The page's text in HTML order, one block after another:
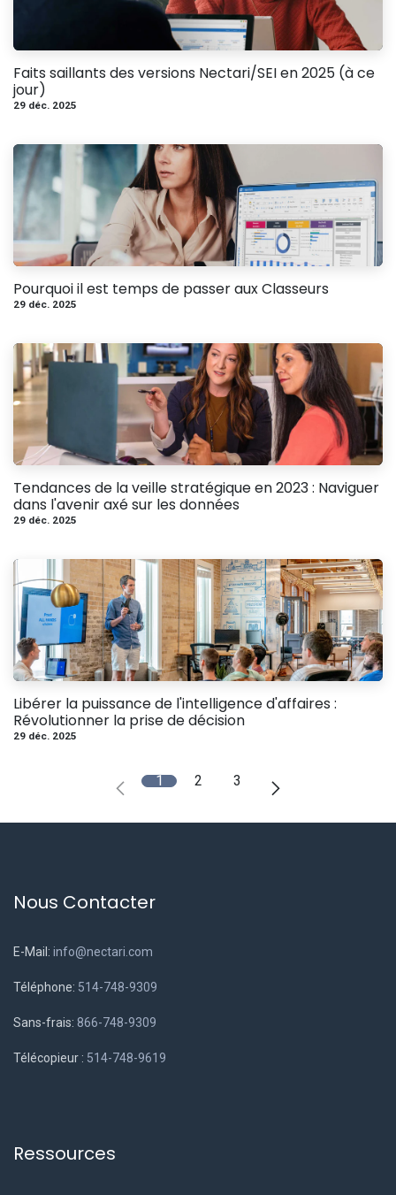
Faits saillants des versions Nectari/SEI en 2025 (à ce
jour)
29 déc. 2025
Pourquoi il est temps de passer aux Classeurs
29 déc. 2025
Tendances de la veille stratégique en 2023 : Naviguer
dans l'avenir axé sur les données
29 déc. 2025
Libérer la puissance de l'intelligence d'affaires :
Révolutionner la prise de décision
29 déc. 2025
1 2 3
Nous Contacter
E-Mail: info@nectari.com
Téléphone: 514-748-9309
Sans-frais: 866-748-9309
Télécopieur : 514-748-9619
Ressources